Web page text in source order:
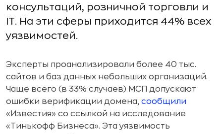
консультаций, розничной торговли и
IT. На эти сферы приходится 44% всех
уязвимостей.
Эксперты проанализировали более 40 тыс.
сайтов и баз данных небольших организаций.
Чаще всего (в 33% случаев) МСП допускают
ошибки верификации домена, сообщили
«Известия» со ссылкой на исследование
«Тинькофф Бизнеса». Эта уязвимость